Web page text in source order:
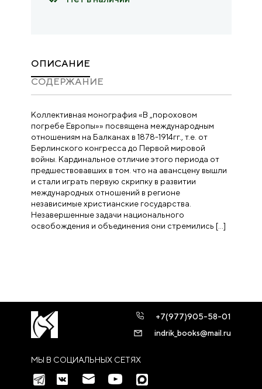
ОПИСАНИЕ
CОДЕРЖАНИЕ
Коллективная монография «В „пороховом
погребе Европы»» посвящена международным
отношениям на Балканах в 1878-1914гг., т.е. от
Берлинского конгресса до Первой мировой
войны. Кардинальное отличие этого периода от
предшествовавших в том. что на авансцену вышли
и стали играть первую скрипку в развитии
международных отношений в регионе
независимые христианские государства.
Незавершенные задачи национального
освобождения и объединения они стремились […]
МЫ В СОЦИАЛЬНЫХ СЕТЯХ
+7(977)905-58-01
indrik_books@mail.ru